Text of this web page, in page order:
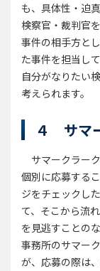
も、具体性・迫
検察官・裁判官
事件の相手方と
た事件を担当し
自分がなりたい
考えられます。
４ サマ
サマークラー
個別に応募する
ジをチェックし
て、そこから流
を見逃すことの
事務所のサマー
が、応募の際は